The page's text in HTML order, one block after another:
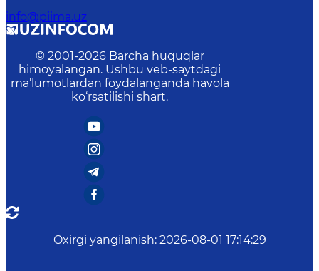
info@piima.uz
© 2001-2026 Barcha huquqlar
himoyalangan. Ushbu veb-saytdagi
ma’lumotlardan foydalanganda havola
ko‘rsatilishi shart.
Oxirgi yangilanish: 2026-08-01 17:14:29